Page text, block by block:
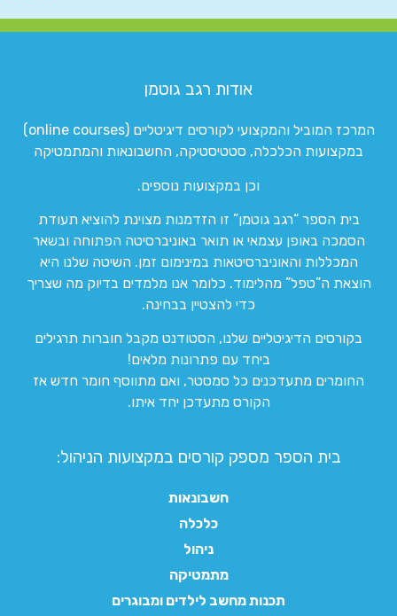
אודות רגב גוטמן
המרכז המוביל והמקצועי לקורסים דיגיטליים (online courses)
במקצועות הכלכלה, סטטיסטיקה, החשבונאות והמתמטיקה
וכן במקצועות נוספים.
בית הספר “רגב גוטמן” זו הזדמנות מצוינת להוציא תעודת
הסמכה באופן עצמאי או תואר באוניברסיטה הפתוחה ובשאר
המכללות והאוניברסיטאות במינימום זמן. השיטה שלנו היא
הוצאת ה”טפל” מהלימוד. כלומר אנו מלמדים בדיוק מה שצריך
כדי להצטיין בבחינה.
בקורסים הדיגיטליים שלנו, הסטודנט מקבל חוברות תרגילים
ביחד עם פתרונות מלאים!
החומרים מתעדכנים כל סמסטר, ואם מתווסף חומר חדש אז
הקורס מתעדכן יחד איתו.
בית הספר מספק קורסים במקצועות הניהול:
חשבונאות
כלכלה
ניהול
מתמטיקה
תכנות מחשב לילדים ומבוגרים